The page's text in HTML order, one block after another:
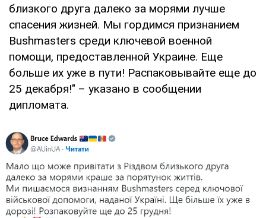
близкого друга далеко за морями лучше
спасения жизней. Мы гордимся признанием
Bushmasters среди ключевой военной
помощи, предоставленной Украине. Еще
больше их уже в пути! Распаковывайте еще до
25 декабря!" – указано в сообщении
дипломата.